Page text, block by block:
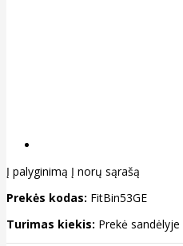
Į palyginimą Į norų sąrašą
Prekės kodas: FitBin53GE
Turimas kiekis: Prekė sandėlyje